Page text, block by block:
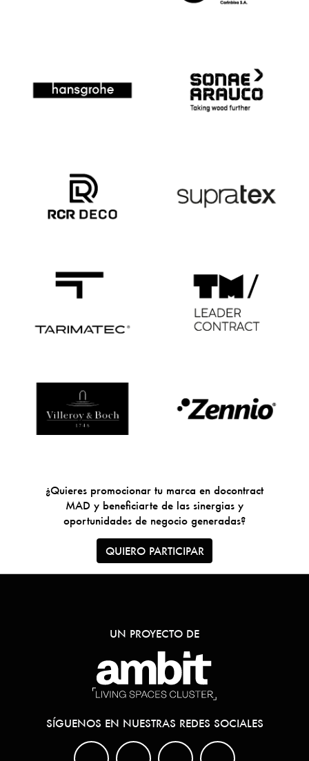
¿Quieres promocionar tu marca en docontract
MAD y beneficiarte de las sinergias y
oportunidades de negocio generadas?
QUIERO PARTICIPAR
UN PROYECTO DE
SÍGUENOS EN NUESTRAS REDES SOCIALES